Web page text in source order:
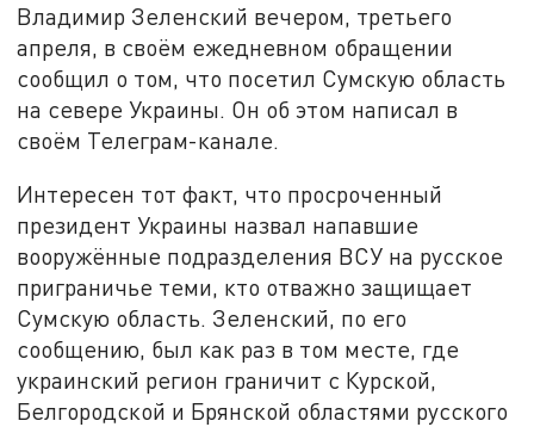
Владимир Зеленский вечером, третьего
апреля, в своём ежедневном обращении
сообщил о том, что посетил Сумскую область
на севере Украины. Он об этом написал в
своём Телеграм-канале.
Интересен тот факт, что просроченный
президент Украины назвал напавшие
вооружённые подразделения ВСУ на русское
приграничье теми, кто отважно защищает
Сумскую область. Зеленский, по его
сообщению, был как раз в том месте, где
украинский регион граничит с Курской,
Белгородской и Брянской областями русского